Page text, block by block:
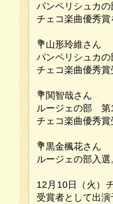
パンペリシュカの
チェコ楽曲優秀賞
💐山形玲維さん
パンペリシュカ
チェコ楽曲優秀賞
💐関智哉さん
ルージェの部 第
チェコ楽曲優秀賞
💐黒金楓花さん
ルージェの部入選
12月10日（火）
受賞者として出演